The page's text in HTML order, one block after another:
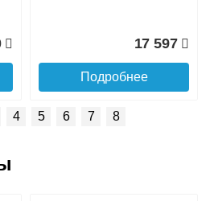
17 597
Подробнее
4 5 6 7 8